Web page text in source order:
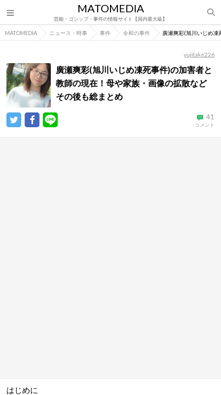
MATOMEDIA
芸能・ゴシップ・事件の情報サイト【国内最大級】
MATOMEDIA ニュース・時事 事件 令和の事件 廣瀬爽彩(旭川いじめ
yujitake226
廣瀬爽彩(旭川いじめ凍死事件)の加害者と
教師の現在！母や家族・画像の拡散など
その後も総まとめ
41
コメント
はじめに